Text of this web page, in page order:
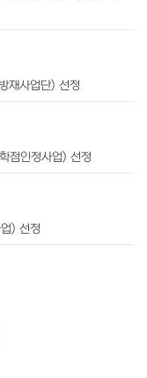
재사업단) 선정
점인정사업) 선정
) 선정